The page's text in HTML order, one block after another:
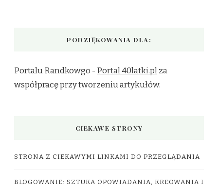
PODZIĘKOWANIA DLA:
Portalu Randkowgo - Portal 40latki.plza
współpracę przy tworzeniu artykułów.
CIEKAWE STRONY
STRONA Z CIEKAWYMI LINKAMI DO PRZEGLĄDANIA
BLOGOWANIE: SZTUKA OPOWIADANIA, KREOWANIA I